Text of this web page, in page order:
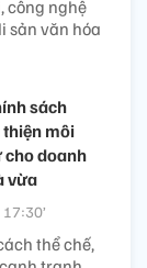
công nghệ
sản văn hóa
sách
môi
doanh
vừa
thể chế,